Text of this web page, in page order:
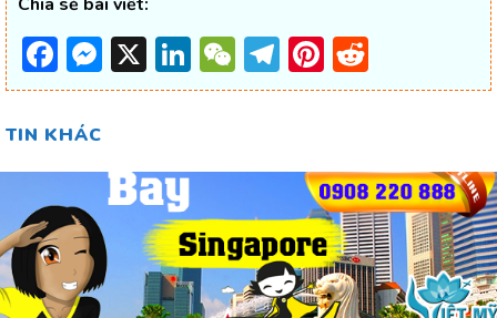
Facebook
Messenger
X LinkedIn
WeChat
Telegram
Pinterest
TIN KHÁC